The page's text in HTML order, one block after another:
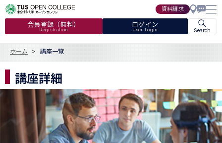
資料請求
会員登録（無料）
Registration
ログイン
User Login Search
ホーム 講座一覧
講座詳細